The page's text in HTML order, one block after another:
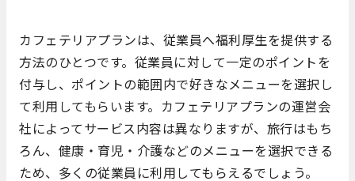
カフェテリアプランは、従業員へ福利厚生を提供する
方法のひとつです。従業員に対して一定のポイントを
付与し、ポイントの範囲内で好きなメニューを選択し
て利用してもらいます。カフェテリアプランの運営会
社によってサービス内容は異なりますが、旅行はもち
ろん、健康・育児・介護などのメニューを選択できる
ため、多くの従業員に利用してもらえるでしょう。